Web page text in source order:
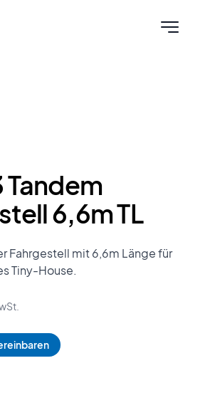
Tandem
6,6m TL
Fahrgestell mit 6,6m Länge für
Tiny-House.